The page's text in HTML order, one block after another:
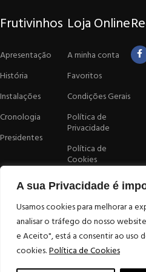
A sua Privacidade é
Usamos cookies para melhorar a
analisar o tráfego do nosso
e Aceito", está a consentir ao uso
cookies.Política de Cookies
Frutivinhos
Apresentação
História
Instalações
Cronologia
Presidentes
Loja Online
A minha conta
Favoritos
Condições Gerais
Política de
Privacidade
Política de
Cookies
Livro de
Reclamações
Desenvolvido por
Loja